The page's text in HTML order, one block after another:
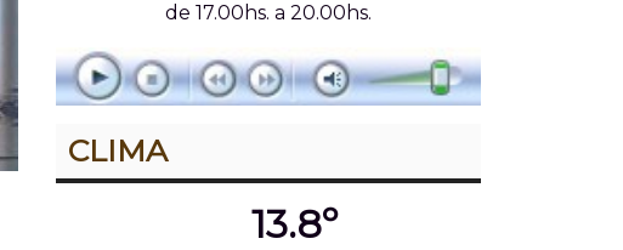
de 17.00hs. a 20.00hs.
CLIMA
13.8º